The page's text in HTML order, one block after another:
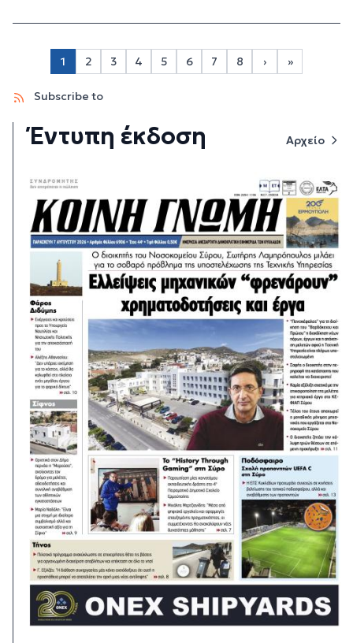
Σελιδοποίηση
1 Page 2
2 Page 3
3 Page 4
4 Page 5
5 Page 6
6 Page 7
7 Page 8
8
Next page
›
Last page
»
Subscribe to
Έντυπη έκδοση Αρχείο